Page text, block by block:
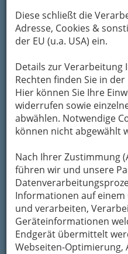
Diese schließt die
Adresse, Cookies &
der EU (u.a. USA) ein.
Details zur Verarbeitung
Rechten finden Sie in der
Hier können Sie Ihre
widerrufen sowie
abwählen. Notwendige
können nicht abgewählt
Nach Ihrer Zustimmung
führen wir und unsere
Informationen auf
und verarbeiten,
Geräteinformationen
Endgerät übermittelt
Webseiten-Optimierung,
…muss sich oft zweimal
Geld ausgibt. Die gute
jede Menge
kostenlose Optionen,
Nachtleben zu genießen.
In diesem Guide
Tipps vor, damit Sie